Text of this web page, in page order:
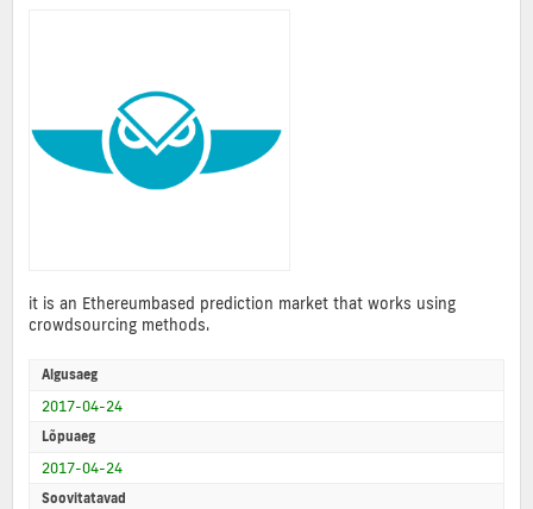
it is an Ethereumbased prediction market that works using
crowdsourcing methods.
Algusaeg
2017-04-24
Lõpuaeg
2017-04-24
Soovitatavad